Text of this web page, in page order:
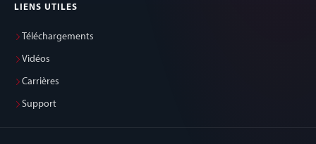
LIENS UTILES
Téléchargements
Vidéos
Carrières
Support